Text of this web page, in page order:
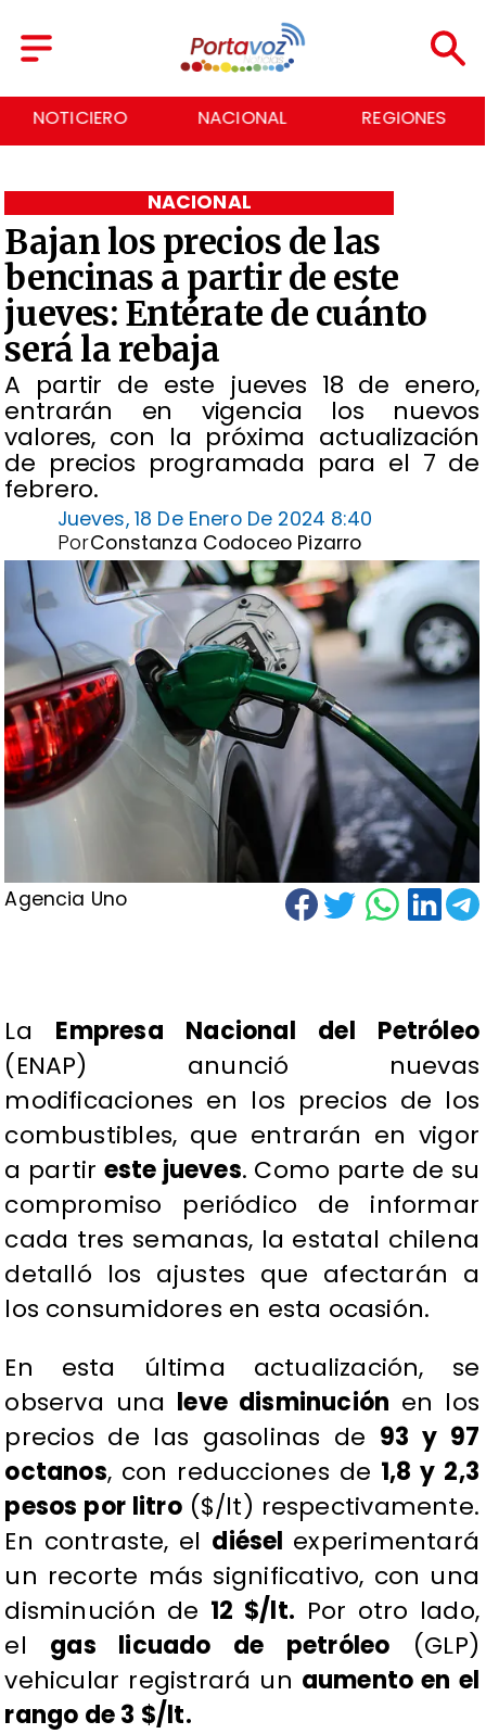
NOTICIERO NACIONAL REGIONES
Bajan los precios de las
bencinas a partir de este
jueves: Entérate de cuánto
será la rebaja
A partir de este jueves 18 de enero,
entrarán en vigencia los nuevos
valores, con la próxima actualización
de precios programada para el 7 de
febrero.
NACIONAL
Jueves, 18 De Enero De 2024 8:40
Constanza Codoceo Pizarro
Por
Agencia Uno
​La Empresa Nacional del Petróleo
(ENAP) anunció nuevas
modificaciones en los precios de los
combustibles, que entrarán en vigor
a partir este jueves. Como parte de su
compromiso periódico de informar
cada tres semanas, la estatal chilena
detalló los ajustes que afectarán a
los consumidores en esta ocasión.
​En esta última actualización, se
observa una leve disminución en los
precios de las gasolinas de 93 y 97
octanos, con reducciones de 1,8 y 2,3
pesos por litro($/lt) respectivamente.
En contraste, el diésel experimentará
un recorte más significativo, con una
disminución de 12 $/lt. Por otro lado,
el gas licuado de petróleo (GLP)
vehicular registrará un aumento en el
rango de 3 $/lt.